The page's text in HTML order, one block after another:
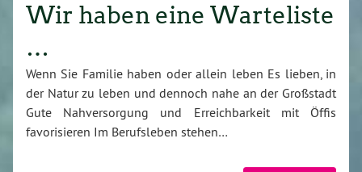
Wir haben eine Warteliste
…
Wenn Sie Familie haben oder allein leben Es lieben, in
der Natur zu leben und dennoch nahe an der Großstadt
Gute Nahversorgung und Erreichbarkeit mit Öffis
favorisieren Im Berufsleben stehen…